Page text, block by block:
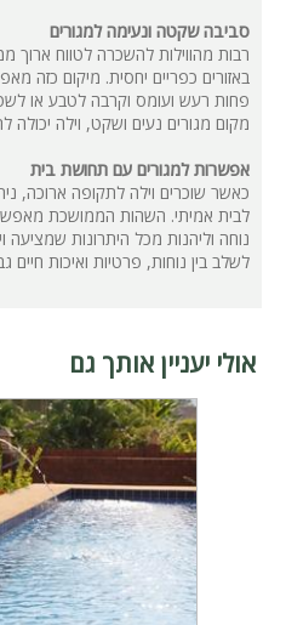
סביבה שקטה ונעימה למגורים
רבות מהווילות להשכרה לטווח ארוך
באזורים כפריים יחסית. מיקום כזה
פחות רעש ועומס וקרבה לטבע או
מקום מגורים נעים ושקט, וילה יכולה
אפשרות למגורים עם תחושת בית
כאשר שוכרים וילה לתקופה ארוכה,
לבית אמיתי. השהות הממושכת
נוחה וליהנות מכל היתרונות שמציעה
לשלב בין נוחות, פרטיות ואיכות חיים
אולי יעניין אותך גם